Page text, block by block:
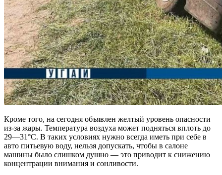
Кроме того, на сегодня объявлен желтый уровень опасности
из-за жары. Температура воздуха может подняться вплоть до
29—31°C. В таких условиях нужно всегда иметь при себе в
авто питьевую воду, нельзя допускать, чтобы в салоне
машины было слишком душно — это приводит к снижению
концентрации внимания и сонливости.